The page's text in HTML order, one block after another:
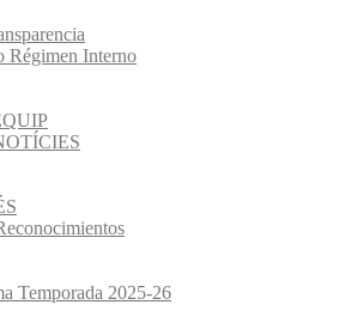
Régimen Interno
Temporada 2025-26